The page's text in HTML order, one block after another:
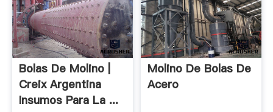
Bolas De Molino |
Creix Argentina
Insumos Para La ...
Molino De Bolas De
Acero